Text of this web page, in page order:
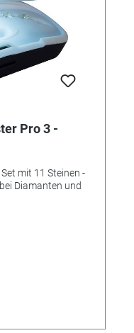
Pro 3 -
mit 11 Steinen -
Diamanten und
die
Das
beleuchteten
geliefert,